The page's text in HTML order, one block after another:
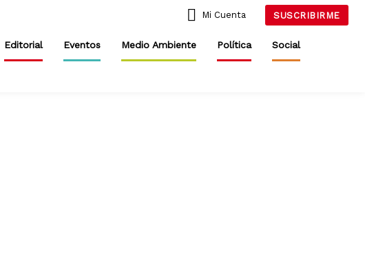
Mi Cuenta SUSCRIBIRME
Editorial Eventos Medio Ambiente Política Social